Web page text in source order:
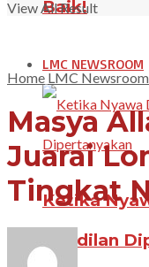
Baik!
LMC NEWSROOM
Ketika
Keadilan
View All Result
Home LMC Newsroom
Masya
Juarai
Tingkat